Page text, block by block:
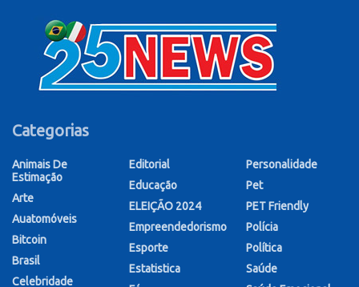
Categorias
Animais De
Estimação
Arte
Auatomóveis
Bitcoin
Brasil
Celebridade
Editorial
Educação
ELEIÇÃO 2024
Empreendedorismo
Esporte
Estatistica
Personalidade
Pet
PET Friendly
Polícia
Política
Saúde